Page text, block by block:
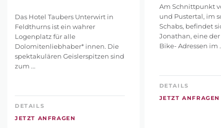
Das Hotel Taubers Unterwirt in
Feldthurns ist ein wahrer
Logenplatz für alle
Dolomitenliebhaber* innen. Die
spektakulären Geislerspitzen sind
zum ...
DETAILS
JETZT ANFRAGEN
Am Schnittpunkt
und Pustertal, im
Schabs, befindet
Jonathan, eine
Bike- Adressen im
DETAILS
JETZT ANFRAGEN